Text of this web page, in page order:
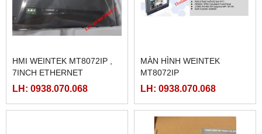
HMI WEINTEK MT8072IP ,
7INCH ETHERNET
LH: 0938.070.068
MÀN HÌNH WEINTEK
MT8072IP
LH: 0938.070.068